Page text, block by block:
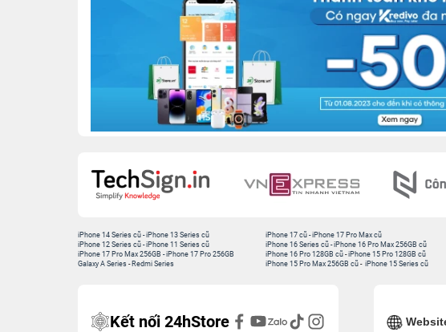
iPhone 14 Series cũ -iPhone 13 Series cũ
iPhone 12 Series cũ -iPhone 11 Series cũ
iPhone 17 Pro Max 256GB -iPhone 17 Pro 256GB
Galaxy A Series - Redmi Series
iPhone 17 cũ -iPhone 17 Pro Max cũ
iPhone 16 Series cũ - iPhone 16 Pro Max 256GB cũ
iPhone 16 Pro 128GB cũ -iPhone 15 Pro 128GB cũ
iPhone 15 Pro Max 256GB cũ - iPhone 15 Series cũ
Kết nối 24hStore